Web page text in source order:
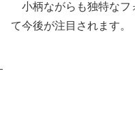
小柄ながらも独特なフ
て今後が注目されます。